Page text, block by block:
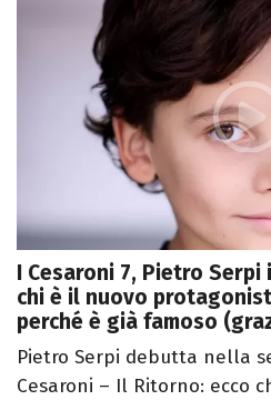
I Cesaroni 7, Pietro
chi è il nuovo
perché è già famoso
Pietro Serpi debutta nella
Cesaroni – Il Ritorno: ecco